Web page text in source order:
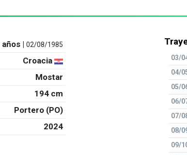
años |02/08/1985
Croacia
Mostar
194 cm
Portero (PO)
2024
03/
04/
05/
06/
07/
08/
09/